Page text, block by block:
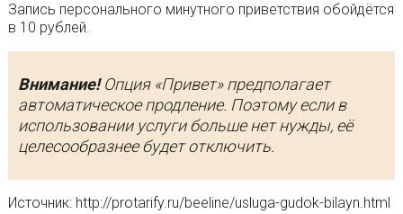
Запись персонального минутного приветствия обойдётся
в 10 рублей.
Внимание!Опция «Привет» предполагает
автоматическое продление. Поэтому если в
использовании услуги больше нет нужды, её
целесообразнее будет отключить.
Источник: http://protarify.ru/beeline/usluga-gudok-bilayn.html